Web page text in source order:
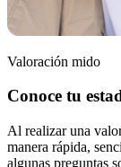
Valoración mido
Conoce tu
Al realizar una
manera rápida,
algunas preguntas